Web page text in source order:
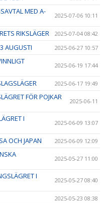
MED A-
2025-07-06 10:11
RIKSLÄGER 2025-07-04 08:42
AUGUSTI 2025-06-27 10:57
2025-06-19 17:44
2025-06-17 19:49
FÖR POJKAR
2025-06-11
I
2025-06-09 13:07
OCH JAPAN 2025-06-09 12:09
2025-05-27 11:00
I
2025-05-27 08:40
2025-05-23 08:38